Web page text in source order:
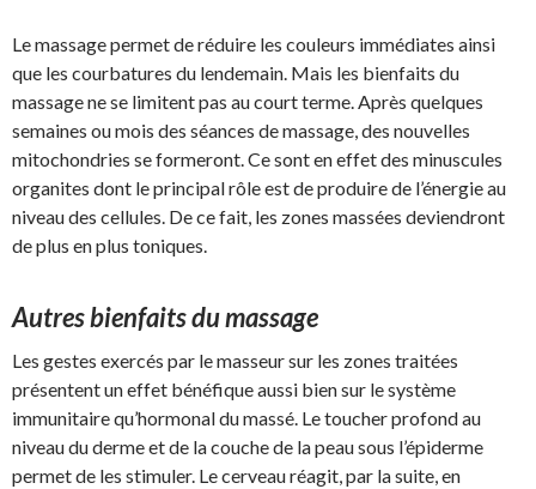
Le massage permet de réduire les couleurs immédiates ainsi
que les courbatures du lendemain. Mais les bienfaits du
massage ne se limitent pas au court terme. Après quelques
semaines ou mois des séances de massage, des nouvelles
mitochondries se formeront. Ce sont en effet des minuscules
organites dont le principal rôle est de produire de l’énergie au
niveau des cellules. De ce fait, les zones massées deviendront
de plus en plus toniques.
Autres bienfaits du massage
Les gestes exercés par le masseur sur les zones traitées
présentent un effet bénéfique aussi bien sur le système
immunitaire qu’hormonal du massé. Le toucher profond au
niveau du derme et de la couche de la peau sous l’épiderme
permet de les stimuler. Le cerveau réagit, par la suite, en